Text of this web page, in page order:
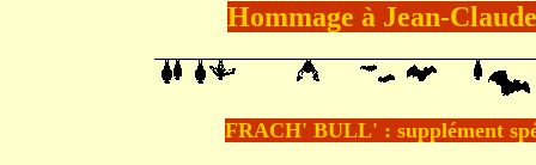
Hommage à Jean-
FRACH' BULL' : supplément